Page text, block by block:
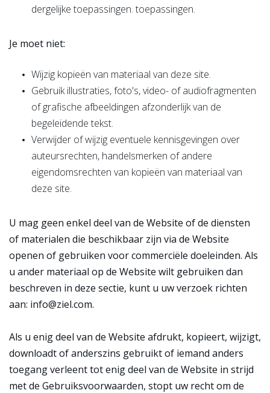
dergelijke toepassingen. toepassingen.
Je moet niet:
Wijzig kopieën van materiaal van deze site.
Gebruik illustraties, foto's, video- of audiofragmenten
of grafische afbeeldingen afzonderlijk van de
begeleidende tekst.
Verwijder of wijzig eventuele kennisgevingen over
auteursrechten, handelsmerken of andere
eigendomsrechten van kopieën van materiaal van
deze site.
U mag geen enkel deel van de Website of de diensten
of materialen die beschikbaar zijn via de Website
openen of gebruiken voor commerciële doeleinden. Als
u ander materiaal op de Website wilt gebruiken dan
beschreven in deze sectie, kunt u uw verzoek richten
aan: info@ziel.com.
Als u enig deel van de Website afdrukt, kopieert, wijzigt,
downloadt of anderszins gebruikt of iemand anders
toegang verleent tot enig deel van de Website in strijd
met de Gebruiksvoorwaarden, stopt uw recht om de